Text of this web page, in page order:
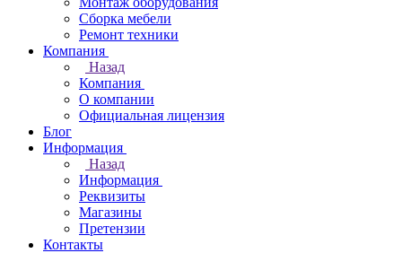
Сборка мебели
Ремонт техники
Компания
Назад
Компания
О компании
Официальная лицензия
Блог
Информация
Назад
Информация
Реквизиты
Магазины
Претензии
Контакты